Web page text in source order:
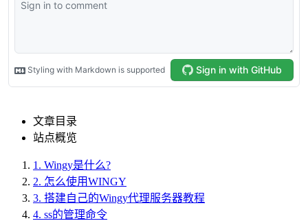
文章目录
站点概览
1. Wingy是什么?
2. 怎么使用WINGY
3. 搭建自己的Wingy代理服务器教程
4. ss的管理命令